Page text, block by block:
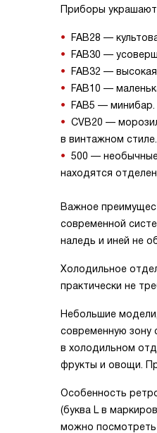
Приборы украшают
FAB28 —
FAB30 —
FAB32 —
FAB10 —
FAB5 —
CVB20 —
в винтажном стиле.
500 —
находятся
Важное
современной
наледь и иней не
Холодильное
практически не
Небольшие
современную зону
в холодильном
фрукты и овощи.
Особенность
(буква L в
можно посмотреть